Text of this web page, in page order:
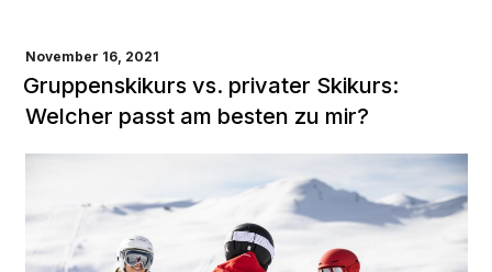
VERÖFFENTLICHT
AM
November 16, 2021
Gruppenskikurs vs. privater Skikurs:
Welcher passt am besten zu mir?